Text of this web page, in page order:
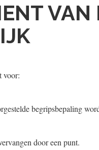
VAN
voor:
begripsbepaling
door een punt.